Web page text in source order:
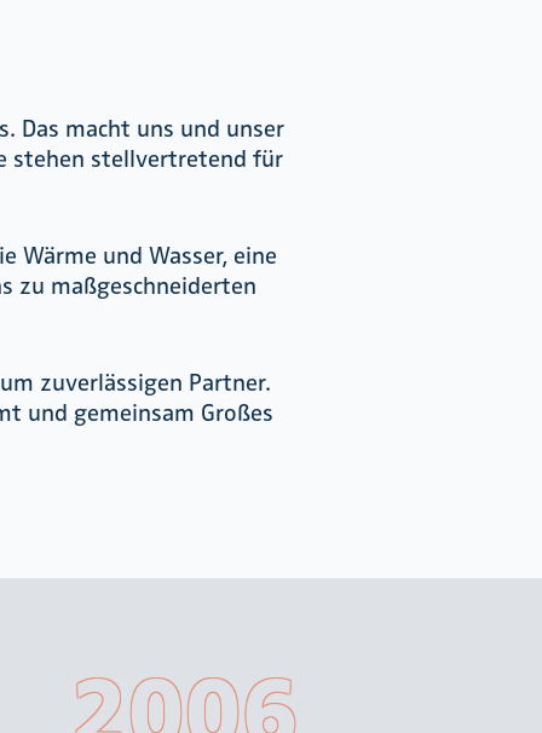
Das macht uns und unser
stehen stellvertretend für
Wärme und Wasser, eine
zu maßgeschneiderten
zuverlässigen Partner.
und gemeinsam Großes
2006